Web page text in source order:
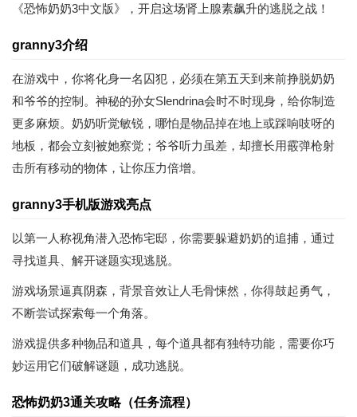
《恐怖奶奶3中文版》，开启这场肾上腺素飙升的逃脱之战！
granny3介绍
在游戏中，你将化身一名囚犯，必须在第五天到来前挣脱奶奶
和爷爷的控制。神秘的孙女Slendrina会时不时现身，给你制造
更多麻烦。奶奶听觉敏锐，哪怕是物品掉在地上或踩响吱呀的
地板，都会立刻被她察觉；爷爷听力虽差，却擅长用霰弹枪射
击所有移动的物体，让你压力倍增。
granny3手机版游戏亮点
以第一人称视角潜入恐怖宅邸，你需要躲避奶奶的追捕，通过
寻找道具、解开谜题实现逃脱。
游戏场景逼真阴森，背景音效让人毛骨悚然，你得鼓起勇气，
不断尝试探索每一个角落。
游戏提供多种物品和道具，每个道具都有独特功能，需要你巧
妙运用它们破解谜题，成功逃脱。
恐怖奶奶3通关攻略（任务流程）